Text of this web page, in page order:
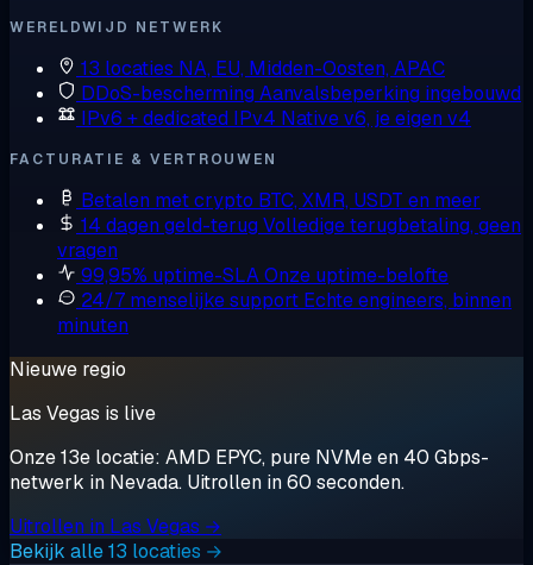
WERELDWIJD NETWERK
13 locaties NA, EU, Midden-Oosten, APAC
DDoS-bescherming Aanvalsbeperking ingebouwd
IPv6 + dedicated IPv4 Native v6, je eigen v4
FACTURATIE & VERTROUWEN
Betalen met crypto BTC, XMR, USDT en meer
14 dagen geld-terug Volledige terugbetaling, geen
vragen
99,95% uptime-SLAOnze uptime-belofte
24/7 menselijke support Echte engineers, binnen
minuten
Nieuwe regio
Las Vegas is live
Onze 13e locatie: AMD EPYC, pure NVMe en 40 Gbps-
netwerk in Nevada. Uitrollen in 60 seconden.
Uitrollen in Las Vegas →
Bekijk alle 13 locaties →